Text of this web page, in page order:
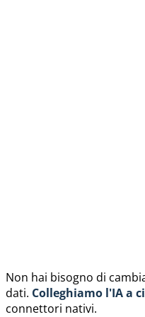
Non hai bisogno di
dati. Colleghiamo l'IA a
connettori nativi.